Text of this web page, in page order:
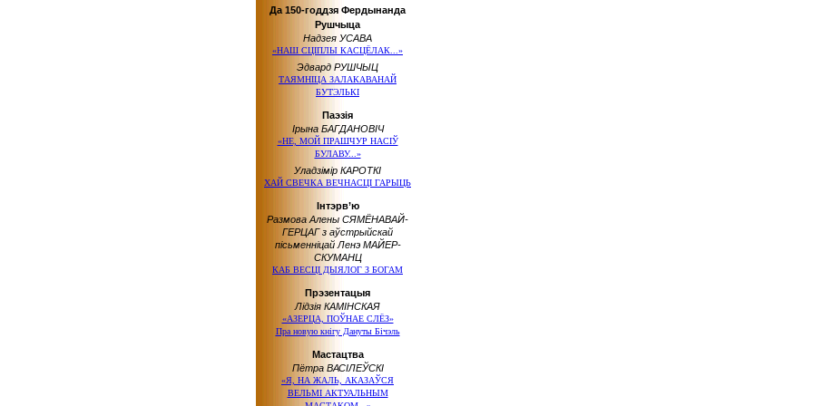
Да 150-годдзя Фердынанда
Рушчыца
Надзея УСАВА
«НАШ СЦІПЛЫ КАСЦЁЛАК...»
Эдвард РУШЧЫЦ
ТАЯМНІЦА ЗАЛАКАВАНАЙ
БУТЭЛЬКІ
Паэзія
Ірына БАГДАНОВІЧ
«НЕ, МОЙ ПРАШЧУР НАСІЎ
БУЛАВУ...»
Уладзімір КАРОТКІ
ХАЙ СВЕЧКА ВЕЧНАСЦІ ГАРЫЦЬ
Інтэрв’ю
Размова Алены СЯМЁНАВАЙ-
ГЕРЦАГ з аўстрыйскай
пісьменніцай Ленэ МАЙЕР-
СКУМАНЦ
КАБ ВЕСЦІ ДЫЯЛОГ З БОГАМ
Прэзентацыя
Лідзія КАМІНСКАЯ
«АЗЕРЦА, ПОЎНАЕ СЛЁЗ»
Пра новую кнігу Дануты Бічэль
Мастацтва
Пётра ВАСІЛЕЎСКІ
«Я, НА ЖАЛЬ, АКАЗАЎСЯ
ВЕЛЬМІ АКТУАЛЬНЫМ